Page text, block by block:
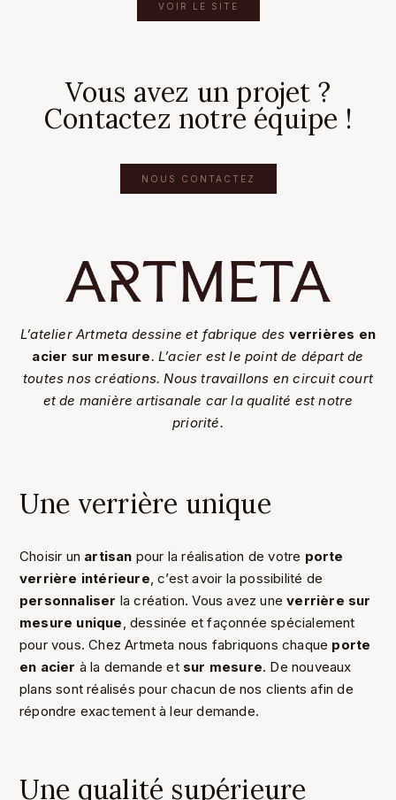
VOIR LE SITE
Vous avez un projet ?
Contactez notre équipe !
NOUS CONTACTEZ
L’atelier Artmeta dessine et fabrique des verrières en
acier sur mesure. L’acier est le point de départ de
toutes nos créations. Nous travaillons en circuit court
et de manière artisanale car la qualité est notre
priorité.
Une verrière unique
Choisir un artisan pour la réalisation de votre porte
verrière intérieure, c’est avoir la possibilité de
personnaliser la création. Vous avez uneverrière sur
mesure unique, dessinée et façonnée spécialement
pour vous. Chez Artmeta nous fabriquons chaque porte
en acier à la demande et sur mesure. De nouveaux
plans sont réalisés pour chacun de nos clients afin de
répondre exactement à leur demande.
Une qualité supérieure